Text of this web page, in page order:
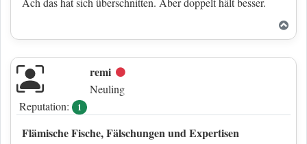
remi Offline
Neuling
Reputation:
1
Flämische Fische, Fälschungen und Expertisen